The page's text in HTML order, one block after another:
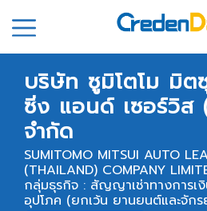
บริษัท ซูมิโตโม มิต
ซิ่ง แอนด์ เซอร์วิส
จำกัด
SUMITOMO MITSUI AUTO
(THAILAND) COMPANY
กลุ่มธุรกิจ : สัญญาเช่าทางการเ
อุปโภค (ยกเว้น ยานยนต์และจัก